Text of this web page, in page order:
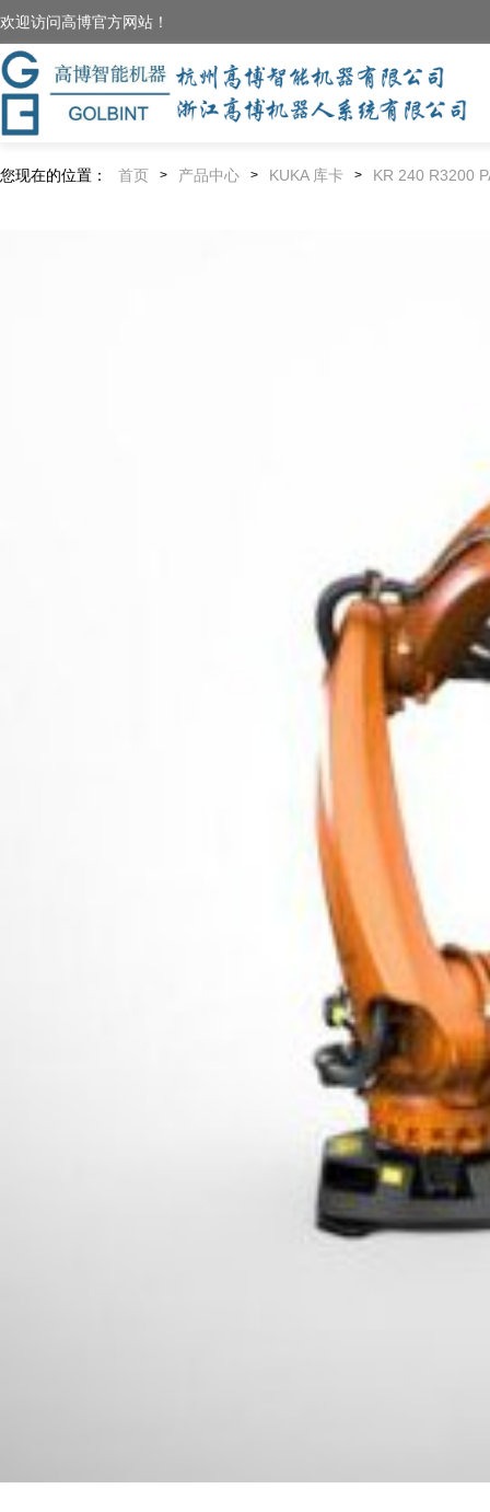
欢迎访问高博官方网站！
您现在的位置： 首页 > 产品中心 > KUKA 库卡 > KR 240 R3200